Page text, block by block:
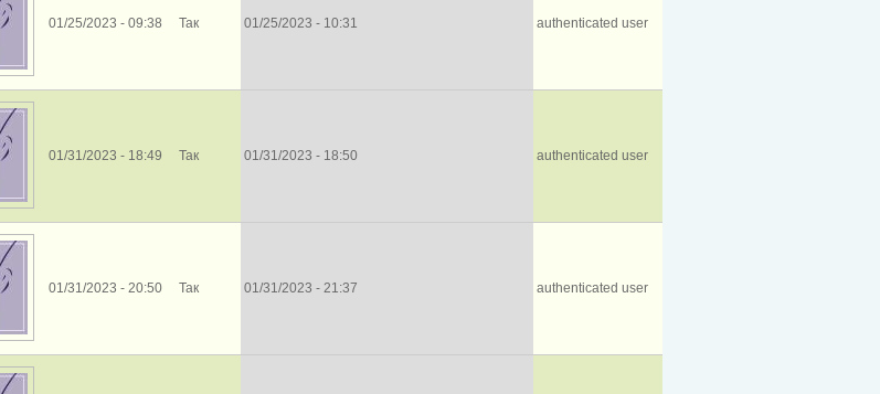
01/25/2023 - 09:38 Так 01/25/2023 - 10:31 authenticated user
01/31/2023 - 18:49 Так 01/31/2023 - 18:50 authenticated user
01/31/2023 - 20:50 Так 01/31/2023 - 21:37 authenticated user